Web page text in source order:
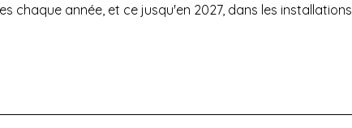
chaque année, et ce jusqu'en 2027, dans les installations